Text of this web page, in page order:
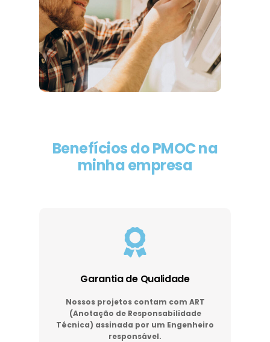
Benefícios do PMOC na
minha empresa
Garantia de Qualidade
Nossos projetos contam com ART
(Anotação de Responsabilidade
Técnica) assinada por um Engenheiro
responsável.